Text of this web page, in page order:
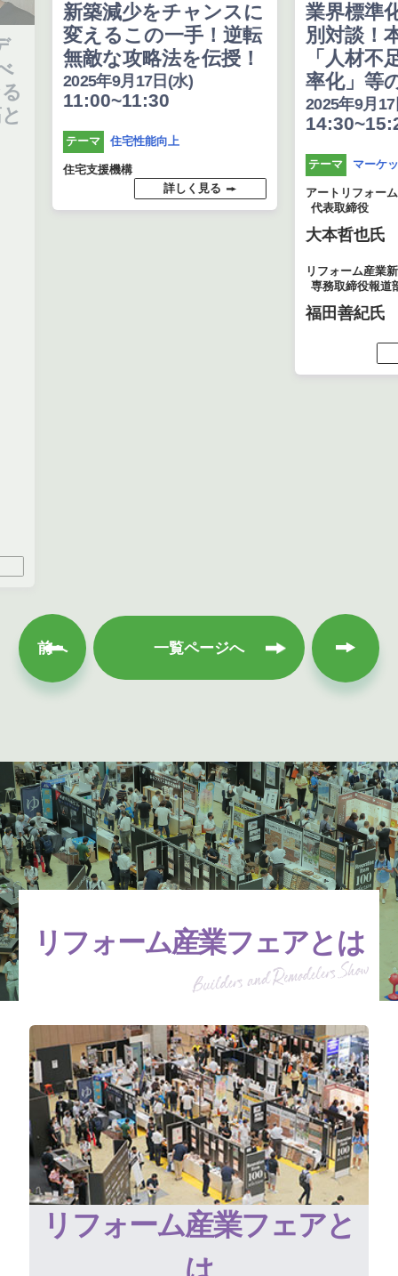
新築減少をチャンスに
変えるこの一手！逆転
無敵な攻略法を伝授！
2025年9月17日(水)
11:00~11:30
テーマ 住宅性能向上
住宅支援機構
詳しく見る
業界標準化
別対談！本
「人材不足
率化」等の
2025年9月17日(
14:30~15:20
テーマ マーケット予
アートリフォーム
代表取締役
大本哲也氏
リフォーム産業新聞社
専務取締役報道部長
福田善紀氏
前へ 一覧ページへ
次へ
リフォーム産業フェアとは
リフォーム産業フェアと